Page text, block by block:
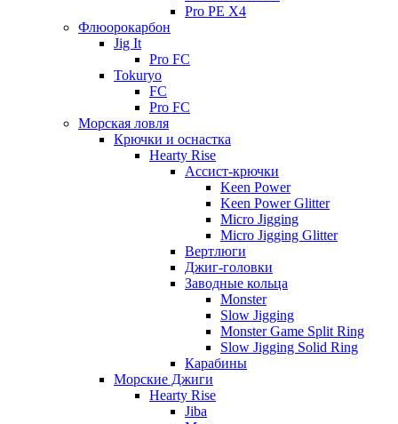
Pro PE X4
Флюорокарбон
Jig It
Pro FC
Tokuryo
FC
Pro FC
Морская ловля
Крючки и оснастка
Hearty Rise
Ассист-крючки
Keen Power
Keen Power Glitter
Micro Jigging
Micro Jigging Glitter
Вертлюги
Джиг-головки
Заводные кольца
Monster
Slow Jigging
Monster Game Split Ring
Slow Jigging Solid Ring
Карабины
Морские Джиги
Hearty Rise
Jiba